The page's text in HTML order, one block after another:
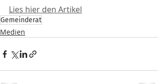
Lies hier den Artikel
Gemeinderat
Medien